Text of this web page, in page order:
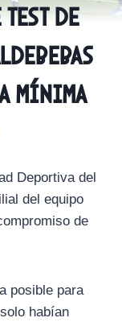
test de
Deportiva del
del equipo
de
posible para
habían